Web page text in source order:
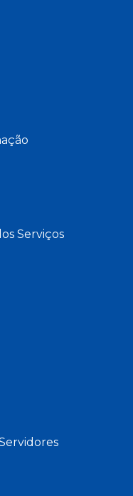
Serviços